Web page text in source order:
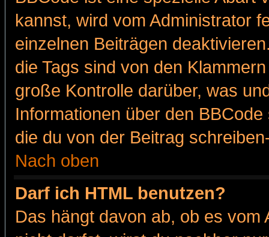
kannst, wird vom Administrator
einzelnen Beiträgen
die Tags sind von den
große Kontrolle darüber, was
Informationen über den
die du von der Beitrag
Nach oben
Darf ich HTML benutzen?
Das hängt davon ab, ob es